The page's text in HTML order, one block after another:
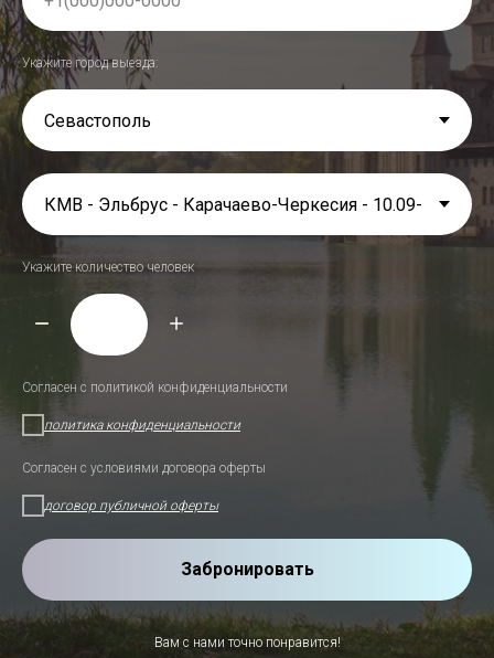
Укажите город выезда:
Укажите количество человек
Согласен с политикой конфиденциальности
политика конфиденциальности
Согласен с условиями договора оферты
договор публичной оферты
Забронировать
Вам с нами точно понравится!